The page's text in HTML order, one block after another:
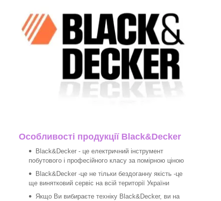
Особливості продукції Black&Decker
Black&Decker - це електричний інструмент
побутового і професійного класу за помірною ціною
Black&Decker -це не тільки бездоганну якість -це
ще винятковий сервіс на всій території України
Якщо Ви вибираєте техніку Black&Decker, ви на